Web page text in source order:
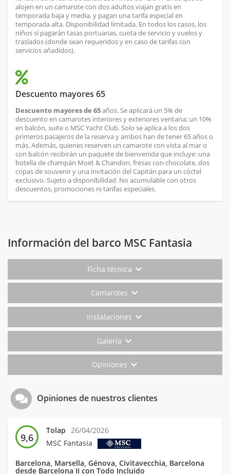
alojen en un camarote con dos adultos viajan gratis en
temporada baja y media, y pagan una tarifa especial en
temporada alta. Disponibilidad limitada. En todos los casos, los
niños sí pagarán tasas portuarias, cuota de servicio y vuelos y
traslados (donde sean requeridos y en caso de tarifas con
servicios añadidos).
Descuento mayores 65
Descuento mayores de 65años. Se aplicará un 5% de
descuento en camarotes interiores y exteriores ventana; un 10%
en balcón, suite o MSC Yacht Club. Solo se aplica a los dos
primeros pasajeros de la reserva y ambos han de tener 65 años o
más. Además, quienes reserven un camarote con vista al mar o
con balcón recibirán un paquete de bienvenida que incluye: una
botella de champán Moët & Chandon, fresas con chocolate, dos
copas de souvenir y una invitación del Capitán para un cóctel
exclusivo. Sujeto a disponibilidad. No acumulable con otros
descuentos, promociones ni tarifas especiales.
Información del barco MSC Fantasia
Ficha técnica
Camarotes
Instalaciones
Galería
Opiniones
Opiniones de nuestros clientes
9,6
Tolap
26/04/2026
MSC Fantasia
Barcelona, Marsella, Génova, Civitavecchia, Barcelona
desde Barcelona II con Todo Incluido